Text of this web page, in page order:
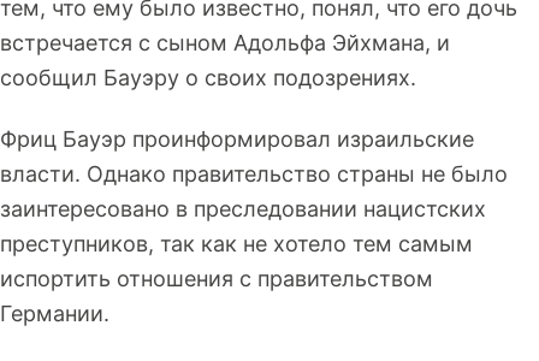
тем, что ему было известно, понял, что его дочь
встречается с сыном Адольфа Эйхмана, и
сообщил Бауэру о своих подозрениях.
Фриц Бауэр проинформировал израильские
власти. Однако правительство страны не было
заинтересовано в преследовании нацистских
преступников, так как не хотело тем самым
испортить отношения с правительством
Германии.